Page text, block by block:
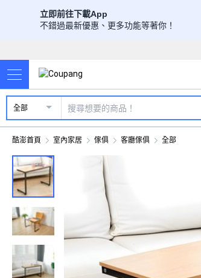
立即前往下載App
不錯過最新優惠、更多功能等著你！
全部
酷澎首頁 室內家居 傢俱 客廳傢俱 全部